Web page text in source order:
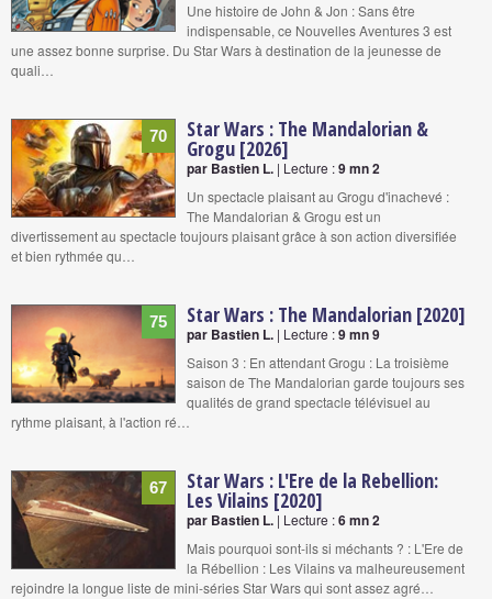
Une histoire de John & Jon : Sans être
indispensable, ce Nouvelles Aventures 3 est
une assez bonne surprise. Du Star Wars à destination de la jeunesse de
quali…
70 Star Wars : The Mandalorian &
Grogu [2026]
par Bastien L. | Lecture :9 mn 2
Un spectacle plaisant au Grogu d'inachevé :
The Mandalorian & Grogu est un
divertissement au spectacle toujours plaisant grâce à son action diversifiée
et bien rythmée qu…
75 Star Wars : The Mandalorian [2020]
par Bastien L. | Lecture :9 mn 9
Saison 3 : En attendant Grogu : La troisième
saison de The Mandalorian garde toujours ses
qualités de grand spectacle télévisuel au
rythme plaisant, à l'action ré…
67 Star Wars : L'Ere de la Rebellion:
Les Vilains [2020]
par Bastien L. | Lecture :6 mn 2
Mais pourquoi sont-ils si méchants ? : L'Ere de
la Rébellion : Les Vilains va malheureusement
rejoindre la longue liste de mini-séries Star Wars qui sont assez agré…